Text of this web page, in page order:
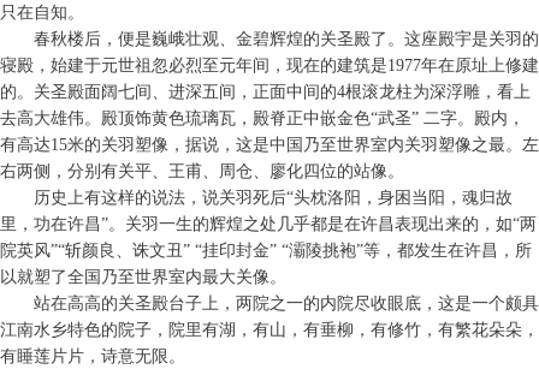
只在自知。
春秋楼后，便是巍峨壮观、金碧辉煌的关圣殿了。这座殿宇是关羽的
寝殿，始建于元世祖忽必烈至元年间，现在的建筑是1977年在原址上修建
的。关圣殿面阔七间、进深五间，正面中间的4根滚龙柱为深浮雕，看上
去高大雄伟。殿顶饰黄色琉璃瓦，殿脊正中嵌金色“武圣” 二字。殿内，
有高达15米的关羽塑像，据说，这是中国乃至世界室内关羽塑像之最。左
右两侧，分别有关平、王甫、周仓、廖化四位的站像。
历史上有这样的说法，说关羽死后“头枕洛阳，身困当阳，魂归故
里，功在许昌”。关羽一生的辉煌之处几乎都是在许昌表现出来的，如“两
院英风”“斩颜良、诛文丑” “挂印封金” “灞陵挑袍”等，都发生在许昌，所
以就塑了全国乃至世界室内最大关像。
站在高高的关圣殿台子上，两院之一的内院尽收眼底，这是一个颇具
江南水乡特色的院子，院里有湖，有山，有垂柳，有修竹，有繁花朵朵，
有睡莲片片，诗意无限。